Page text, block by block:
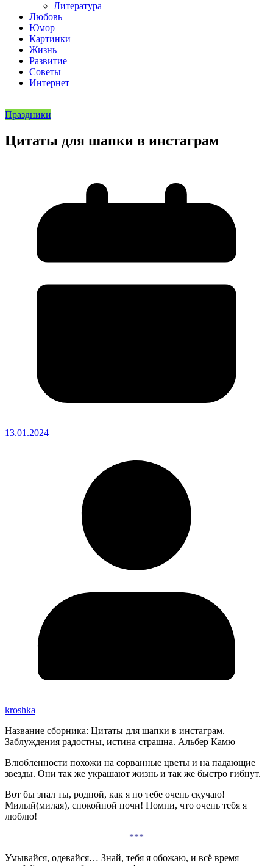
Литература
Любовь
Юмор
Картинки
Жизнь
Развитие
Советы
Интернет
Праздники
Цитаты для шапки в инстаграм
13.01.2024
kroshka
Название сборника: Цитаты для шапки в инстаграм.
Заблуждения радостны, истина страшна. Альбер Камю
Влюбленности похожи на сорванные цветы и на падающие
звезды. Они так же украшают жизнь и так же быстро гибнут.
Вот бы знал ты, родной, как я по тебе очень скучаю!
Милый(милая), спокойной ночи! Помни, что очень тебя я
люблю!
***
Умывайся, одевайся… Знай, тебя я обожаю, и всё время